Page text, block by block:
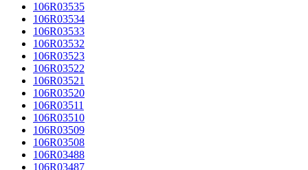
106R03535
106R03534
106R03533
106R03532
106R03523
106R03522
106R03521
106R03520
106R03511
106R03510
106R03509
106R03508
106R03488
106R03487